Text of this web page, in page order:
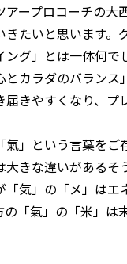
ープロコーチの
たいと思います
ング」とは一体何
とカラダのバラン
きやすくなり、プ
」という言葉を
きな違いがある
「気」の「メ」は
「氣」の「米」